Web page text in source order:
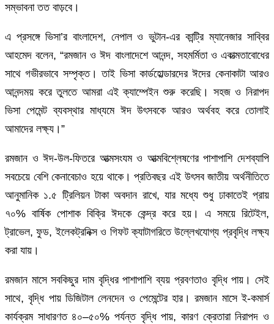
সম্ভাবনা তত বাড়বে।
এ প্রসঙ্গে ভিসা’র বাংলাদেশ, নেপাল ও ভুটান-এর কান্ট্রি ম্যানেজার সাব্বির
আহমেদ বলেন, “রমজান ও ঈদ বাংলাদেশে আনন্দ, সহমর্মিতা ও একাত্মতাবোধের
সাথে গভীরভাবে সম্পৃক্ত। তাই ভিসা কার্ডহোল্ডারদের ঈদের কেনাকাটা আরও
আনন্দময় করে তুলতে আমরা এই ক্যাম্পেইন শুরু করেছি। সহজ ও নিরাপদ
ভিসা পেমেন্ট ব্যবস্থার মাধ্যমে ঈদ উৎসবকে আরও অর্থবহ করে তোলাই
আমাদের লক্ষ্য।”
রমজান ও ঈদ-উল-ফিতরে আত্মসংযম ও আত্মবিশ্লেষণের পাশাপাশি দেশব্যাপি
সবচেয়ে বেশি কেনাবেচাও হয়ে থাকে। প্রতিবছর এই উৎসব জাতীয় অর্থনীতিতে
আনুমানিক ১.৫ ট্রিলিয়ন টাকা অবদান রাখে, যার মধ্যে শুধু ঢাকাতেই প্রায়
৭০% বার্ষিক পোশাক বিক্রি ঈদকে কেন্দ্র করে হয়। এ সময়ে রিটেইল,
ট্রাভেল, ফুড, ইলেকট্রনিক্স ও গিফট ক্যাটাগরিতে উল্লেখযোগ্য প্রবৃদ্ধি লক্ষ্য
করা যায়।
রমজান মাসে সবকিছুর দাম বৃদ্ধির পাশাপাশি ব্যয় প্রবণতাও বৃদ্ধি পায়। সেই
সাথে, বৃদ্ধি পায় ডিজিটাল লেনদেন ও পেমেন্টের হার। রমজান মাসে ই-কমার্স
কার্যক্রম সাধারণত ৪০–৫০% পর্যন্ত বৃদ্ধি পায়, কারণ ক্রেতারা নিরাপদ ও